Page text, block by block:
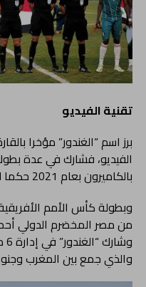
تقنية الفيديو
برز اسم “الغندور” مؤخرا
الفيديو، فشارك في عدة
بالكاميرون بعام 2021 حكما لتقنية الفيديو.
من مصر المخضرم الدولي
والذي جمع بين المغرب